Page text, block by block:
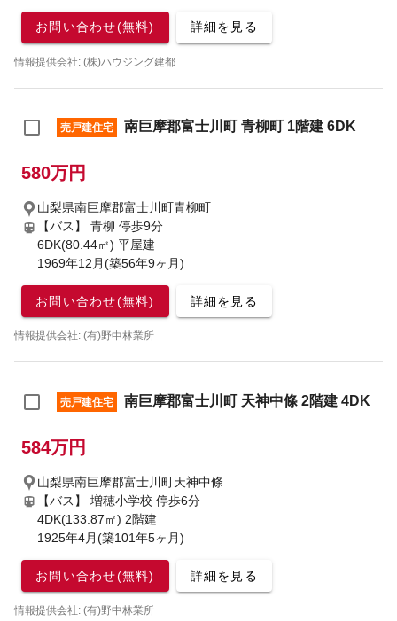
お問い合わせ(無料) 詳細を見る
情報提供会社: (株)ハウジング建都
売戸建住宅 南巨摩郡富士川町 青柳町 1階建 6DK
580万円
山梨県南巨摩郡富士川町青柳町
【バス】 青柳 停歩9分
6DK(80.44㎡) 平屋建
1969年12月(築56年9ヶ月)
お問い合わせ(無料) 詳細を見る
情報提供会社: (有)野中林業所
売戸建住宅 南巨摩郡富士川町 天神中條 2階建 4DK
584万円
山梨県南巨摩郡富士川町天神中條
【バス】 増穂小学校 停歩6分
4DK(133.87㎡) 2階建
1925年4月(築101年5ヶ月)
お問い合わせ(無料) 詳細を見る
情報提供会社: (有)野中林業所